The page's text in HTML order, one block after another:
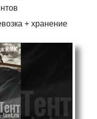
+ хранение